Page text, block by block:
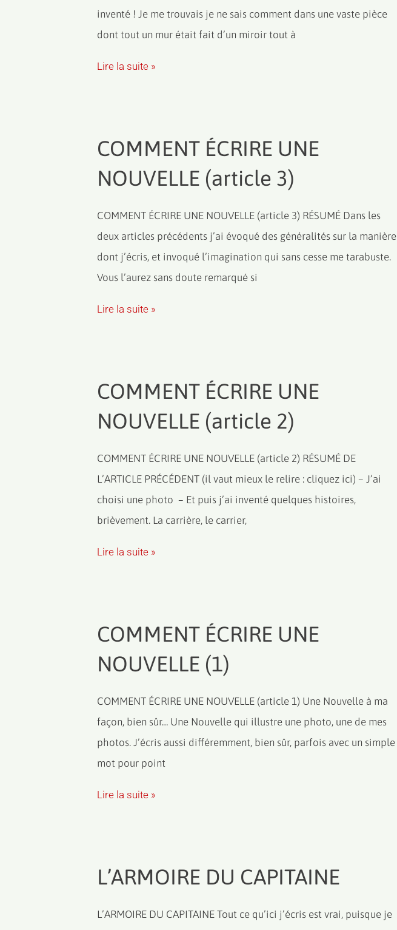
inventé ! Je me trouvais je ne sais comment dans une vaste pièce
dont tout un mur était fait d’un miroir tout à
Lire la suite »
COMMENT ÉCRIRE UNE
NOUVELLE (article 3)
COMMENT ÉCRIRE UNE NOUVELLE (article 3) RÉSUMÉ Dans les
deux articles précédents j’ai évoqué des généralités sur la manière
dont j’écris, et invoqué l’imagination qui sans cesse me tarabuste.
Vous l’aurez sans doute remarqué si
Lire la suite »
COMMENT ÉCRIRE UNE
NOUVELLE (article 2)
COMMENT ÉCRIRE UNE NOUVELLE (article 2) RÉSUMÉ DE
L’ARTICLE PRÉCÉDENT (il vaut mieux le relire : cliquez ici) – J’ai
choisi une photo – Et puis j’ai inventé quelques histoires,
brièvement. La carrière, le carrier,
Lire la suite »
COMMENT ÉCRIRE UNE
NOUVELLE (1)
COMMENT ÉCRIRE UNE NOUVELLE (article 1) Une Nouvelle à ma
façon, bien sûr… Une Nouvelle qui illustre une photo, une de mes
photos. J’écris aussi différemment, bien sûr, parfois avec un simple
mot pour point
Lire la suite »
L’ARMOIRE DU CAPITAINE
L’ARMOIRE DU CAPITAINE Tout ce qu’ici j’écris est vrai, puisque je